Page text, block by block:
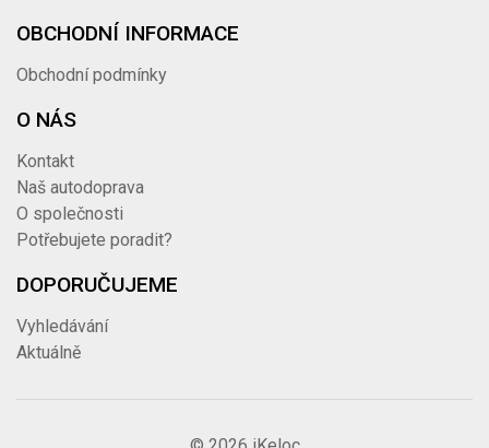
OBCHODNÍ INFORMACE
Obchodní podmínky
O NÁS
Kontakt
Naš autodoprava
O společnosti
Potřebujete poradit?
DOPORUČUJEME
Vyhledávání
Aktuálně